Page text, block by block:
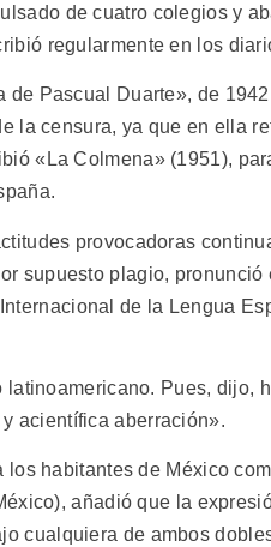
de cuatro colegios y
regularmente en los
de Pascual Duarte», de
la censura, ya que en ella
«La Colmena» (1951),
provocadoras
supuesto plagio, pronunció
de la Lengua
Pues, dijo,
acientífica aberración».
habitantes de México
añadió que la
cualquiera de ambos